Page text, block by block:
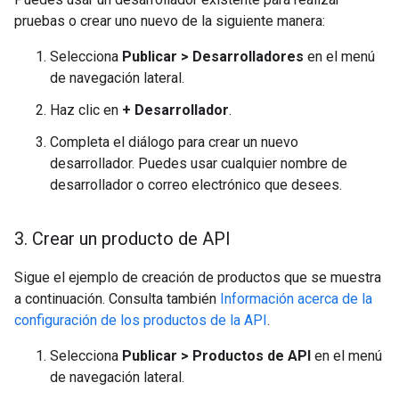
pruebas o crear uno nuevo de la siguiente manera:
Selecciona Publicar > Desarrolladores en el menú
de navegación lateral.
Haz clic en + Desarrollador.
Completa el diálogo para crear un nuevo
desarrollador. Puedes usar cualquier nombre de
desarrollador o correo electrónico que desees.
3. Crear un producto de API
Sigue el ejemplo de creación de productos que se muestra
a continuación. Consulta también Información acerca de la
configuración de los productos de la API.
Selecciona Publicar > Productos de API en el menú
de navegación lateral.